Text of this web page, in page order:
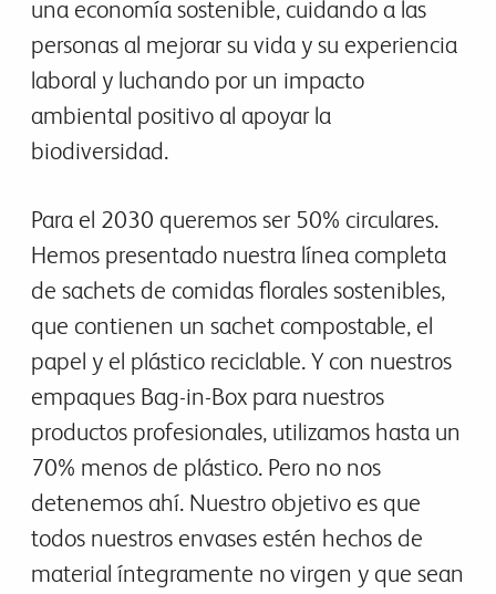
una economía sostenible, cuidando a las
personas al mejorar su vida y su experiencia
laboral y luchando por un impacto
ambiental positivo al apoyar la
biodiversidad.
Para el 2030 queremos ser 50% circulares.
Hemos presentado nuestra línea completa
de sachets de comidas florales sostenibles,
que contienen un sachet compostable, el
papel y el plástico reciclable. Y con nuestros
empaques Bag-in-Box para nuestros
productos profesionales, utilizamos hasta un
70% menos de plástico. Pero no nos
detenemos ahí. Nuestro objetivo es que
todos nuestros envases estén hechos de
material íntegramente no virgen y que sean